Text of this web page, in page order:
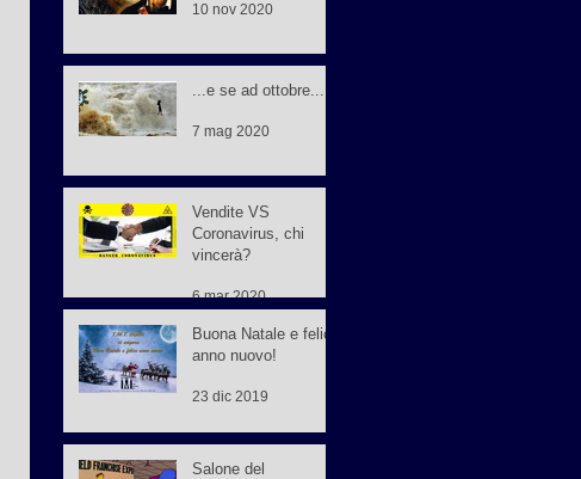
10 nov 2020
...e se ad ottobre...
7 mag 2020
Vendite VS
Coronavirus, chi
vincerà?
6 mar 2020
Buona Natale e felice
anno nuovo!
23 dic 2019
Salone del